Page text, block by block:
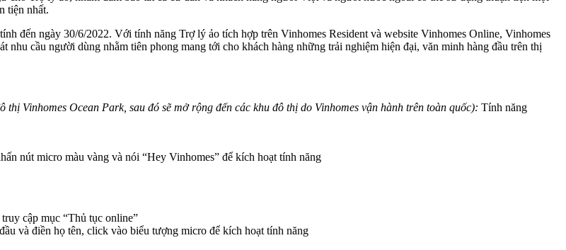
tiện nhất.
đến ngày 30/6/2022. Với tính năng Trợ lý ảo tích hợp trên Vinhomes Resident và website Vinhomes Online, Vinhomes
nhu cầu người dùng nhằm tiên phong mang tới cho khách hàng những trải nghiệm hiện đại, văn minh hàng đầu trên thị
thị Vinhomes Ocean Park, sau đó sẽ mở rộng đến các khu đô thị do Vinhomes vận hành trên toàn quốc): Tính năng
nút micro màu vàng và nói “Hey Vinhomes” để kích hoạt tính năng
cập mục “Thủ tục online”
và điền họ tên, click vào biểu tượng micro để kích hoạt tính năng